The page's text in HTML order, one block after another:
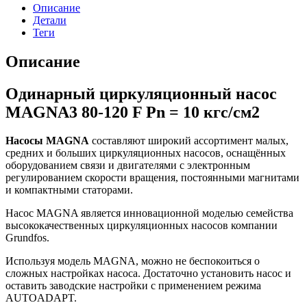
Описание
Детали
Теги
Описание
Одинарный циркуляционный насос
MAGNA3 80-120 F Pn = 10 кгс/см2
Насосы MAGNA составляют широкий ассортимент малых,
средних и больших циркуляционных насосов, оснащённых
оборудованием связи и двигателями с электронным
регулированием скорости вращения, постоянными магнитами
и компактными статорами.
Насос MAGNA является инновационной моделью семейства
высококачественных циркуляционных насосов компании
Grundfos.
Используя модель MAGNA, можно не беспокоиться о
сложных настройках насоса. Достаточно установить насос и
оставить заводские настройки с применением режима
AUTOADAPT.